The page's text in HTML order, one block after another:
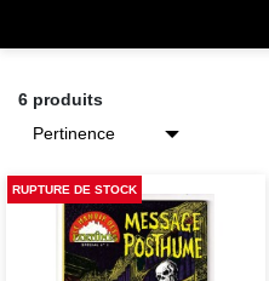
6 produits
RUPTURE DE STOCK